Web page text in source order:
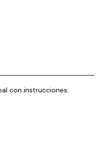
con instrucciones.